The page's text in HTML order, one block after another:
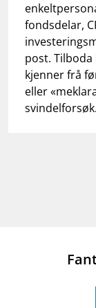
fondsdelar,
post.
kjenner frå
eller
svindelforsøk.